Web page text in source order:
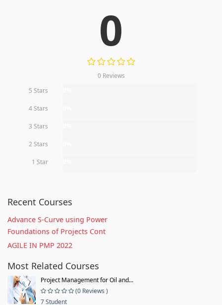
0
0 Reviews
5 Stars
4 Stars
3 Stars
2 Stars
1 Star
Recent Courses
Advance S-Curve using Power
Foundations of Projects Cont
AGILE IN PMP 2022
Most Related Courses
Project Management for Oil and...
(0 Reviews )
7 Student